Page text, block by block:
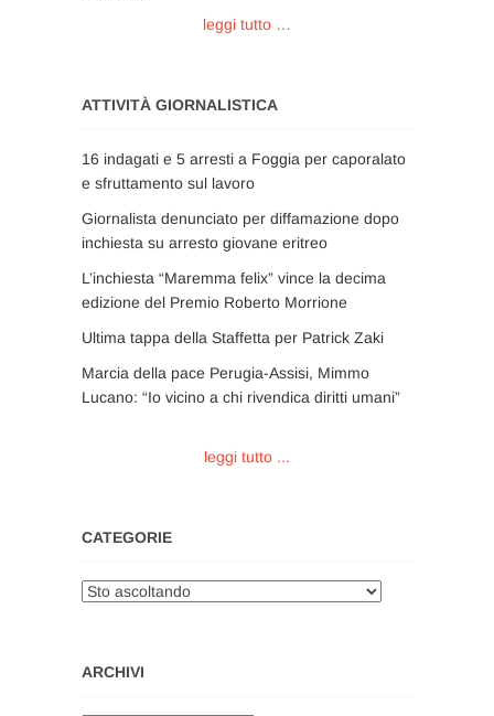
leggi tutto …
ATTIVITÀ GIORNALISTICA
16 indagati e 5 arresti a Foggia per caporalato
e sfruttamento sul lavoro
Giornalista denunciato per diffamazione dopo
inchiesta su arresto giovane eritreo
L’inchiesta “Maremma felix” vince la decima
edizione del Premio Roberto Morrione
Ultima tappa della Staffetta per Patrick Zaki
Marcia della pace Perugia-Assisi, Mimmo
Lucano: “Io vicino a chi rivendica diritti umani”
leggi tutto ...
CATEGORIE
Categorie
ARCHIVI